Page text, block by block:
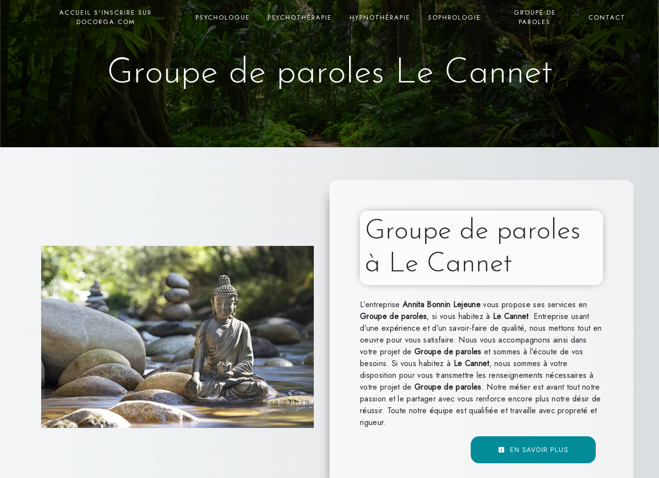
Panneau de gestion des cookies
ACCUEIL S'INSCRIRE SUR
DOCORGA.COM
PSYCHOLOGUE PSYCHOTHÉRAPIE HYPNOTHÉRAPIE SOPHROLOGIE
GROUPE DE
PAROLES
CONTACT
Groupe de paroles Le Cannet
Groupe de paroles
à Le Cannet
L’entrepriseAnnita Bonnin Lejeunevous propose ses services en
Groupe de paroles, si vous habitez à Le Cannet. Entreprise usant
d’une expérience et d’un savoir-faire de qualité, nous mettons tout en
oeuvre pour vous satisfaire. Nous vous accompagnons ainsi dans
votre projet deGroupe de paroles et sommes à l’écoute de vos
besoins. Si vous habitez à Le Cannet, nous sommes à votre
disposition pour vous transmettre les renseignements nécessaires à
votre projet deGroupe de paroles. Notre métier est avant tout notre
passion et le partager avec vous renforce encore plus notre désir de
réussir. Toute notre équipe est qualifiée et travaille avec propreté et
rigueur.
EN SAVOIR PLUS